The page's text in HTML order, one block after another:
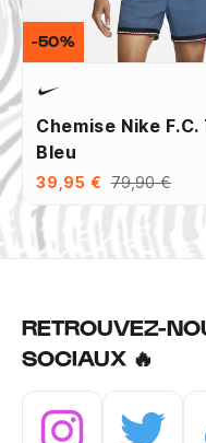
Chemise Nike
Bleu
39,95 € 79,90 €
-50%
RETROUVEZ-
SOCIAUX 🔥